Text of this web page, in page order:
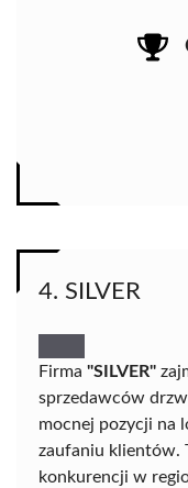
4. SILVER
Firma "SILVER"
sprzedawców
mocnej pozycji na
zaufaniu klientów.
konkurencji w